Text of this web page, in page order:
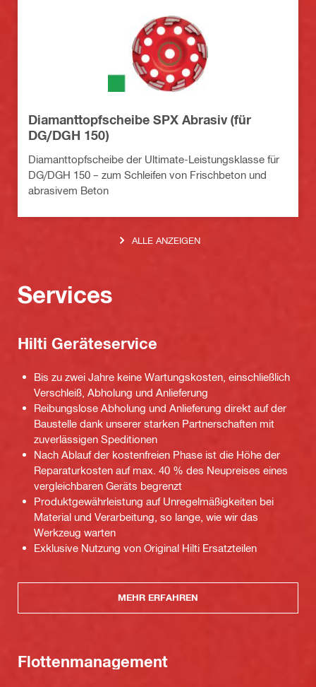
Diamanttopfscheibe SPX Abrasiv (für
DG/DGH 150)
Diamanttopfscheibe der Ultimate-Leistungsklasse für
DG/DGH 150 – zum Schleifen von Frischbeton und
abrasivem Beton
ALLE ANZEIGEN
Services
Hilti Geräteservice
Bis zu zwei Jahre keine Wartungskosten, einschließlich
Verschleiß, Abholung und Anlieferung
Reibungslose Abholung und Anlieferung direkt auf der
Baustelle dank unserer starken Partnerschaften mit
zuverlässigen Speditionen
Nach Ablauf der kostenfreien Phase ist die Höhe der
Reparaturkosten auf max. 40 % des Neupreises eines
vergleichbaren Geräts begrenzt
Produktgewährleistung auf Unregelmäßigkeiten bei
Material und Verarbeitung, so lange, wie wir das
Werkzeug warten
Exklusive Nutzung von Original Hilti Ersatzteilen
MEHR ERFAHREN
Flottenmanagement